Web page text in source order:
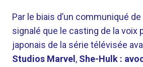
Par le biais d’un communiqué
signalé que le casting de la voix
japonais de la série télévisée
Studios Marvel , She-Hulk :